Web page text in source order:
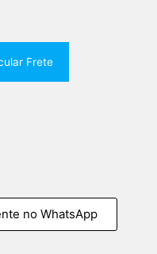
Frete
no WhatsApp